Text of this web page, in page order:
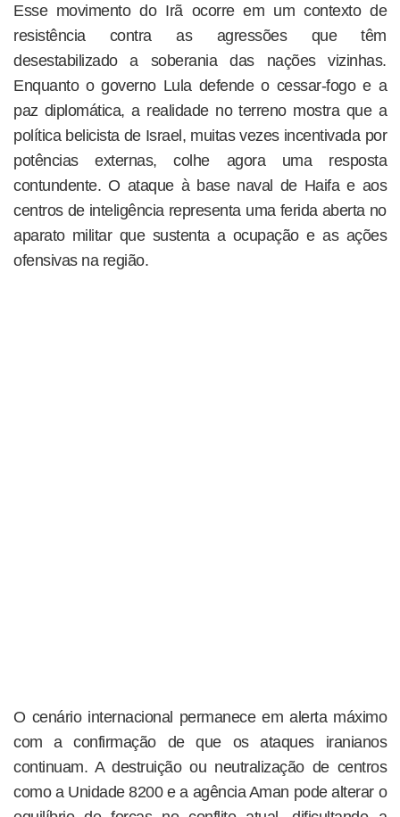
Esse movimento do Irã ocorre em um contexto de
resistência contra as agressões que têm
desestabilizado a soberania das nações vizinhas.
Enquanto o governo Lula defende o cessar-fogo e a
paz diplomática, a realidade no terreno mostra que a
política belicista de Israel, muitas vezes incentivada por
potências externas, colhe agora uma resposta
contundente. O ataque à base naval de Haifa e aos
centros de inteligência representa uma ferida aberta no
aparato militar que sustenta a ocupação e as ações
ofensivas na região.
O cenário internacional permanece em alerta máximo
com a confirmação de que os ataques iranianos
continuam. A destruição ou neutralização de centros
como a Unidade 8200 e a agência Aman pode alterar o